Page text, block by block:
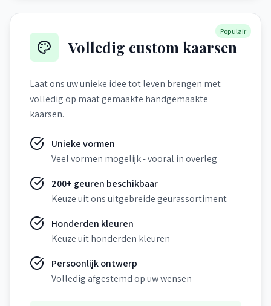
Populair
Volledig custom kaarsen
Laat ons uw unieke idee tot leven brengen met
volledig op maat gemaakte handgemaakte
kaarsen.
Unieke vormen
Veel vormen mogelijk - vooral in overleg
200+ geuren beschikbaar
Keuze uit ons uitgebreide geurassortiment
Honderden kleuren
Keuze uit honderden kleuren
Persoonlijk ontwerp
Volledig afgestemd op uw wensen